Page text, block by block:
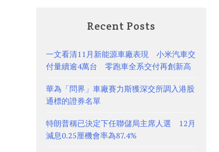
Recent Posts
一文看清11月新能源車廠表現 小米汽車交
付量續逾4萬台 零跑車全系交付再創新高
華為「問界」車廠賽力斯獲深交所調入港股
通標的證券名單
特朗普稱已決定下任聯儲局主席人選 12月
減息0.25厘機會率為87.4%